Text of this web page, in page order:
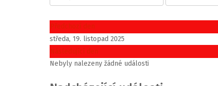
Předchozí den
středa, 19. listopad 2025
Následující den
Nebyly nalezeny žádné události